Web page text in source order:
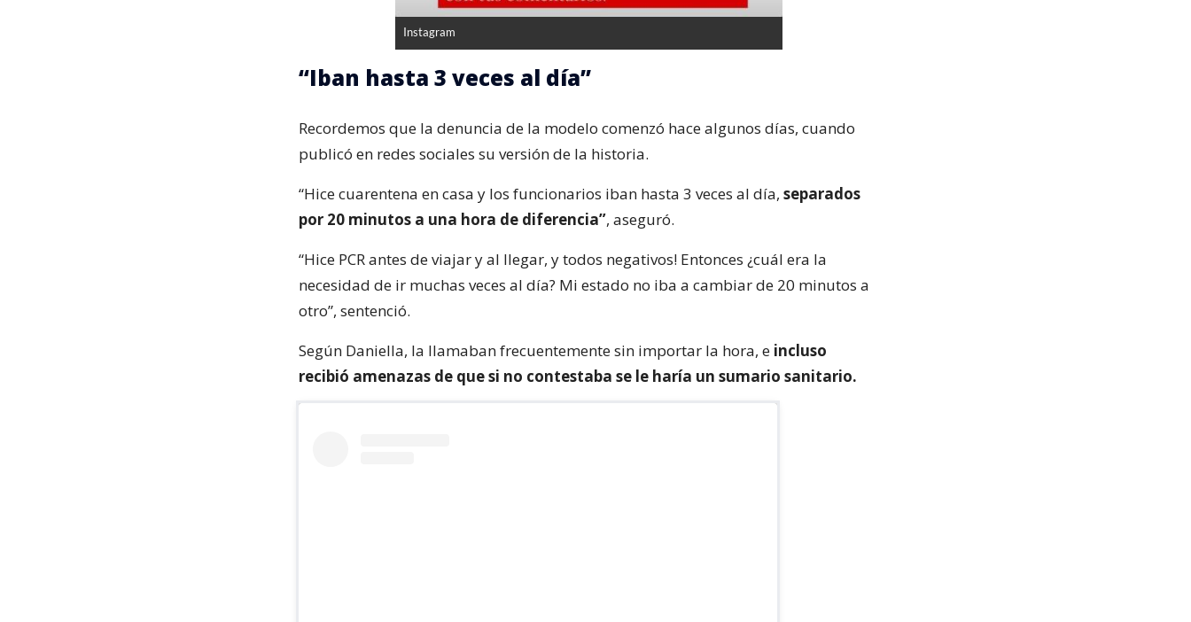
Instagram
“Iban hasta 3 veces al día”
Recordemos que la denuncia de la modelo comenzó hace algunos días, cuando
publicó en redes sociales su versión de la historia.
“Hice cuarentena en casa y los funcionarios iban hasta 3 veces al día, separados
por 20 minutos a una hora de diferencia”, aseguró.
“Hice PCR antes de viajar y al llegar, y todos negativos! Entonces ¿cuál era la
necesidad de ir muchas veces al día? Mi estado no iba a cambiar de 20 minutos a
otro”, sentenció.
Según Daniella, la llamaban frecuentemente sin importar la hora, e incluso
recibió amenazas de que si no contestaba se le haría un sumario sanitario.